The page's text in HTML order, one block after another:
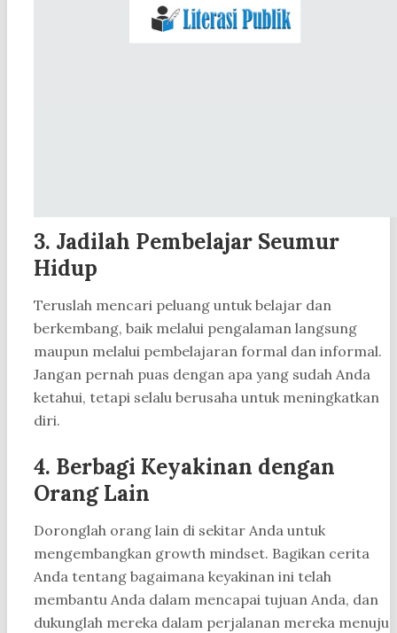
3. Jadilah Pembelajar Seumur
Hidup
Teruslah mencari peluang untuk belajar dan
berkembang, baik melalui pengalaman langsung
maupun melalui pembelajaran formal dan informal.
Jangan pernah puas dengan apa yang sudah Anda
ketahui, tetapi selalu berusaha untuk meningkatkan
diri.
4. Berbagi Keyakinan dengan
Orang Lain
Doronglah orang lain di sekitar Anda untuk
mengembangkan growth mindset. Bagikan cerita
Anda tentang bagaimana keyakinan ini telah
membantu Anda dalam mencapai tujuan Anda, dan
dukunglah mereka dalam perjalanan mereka menuju